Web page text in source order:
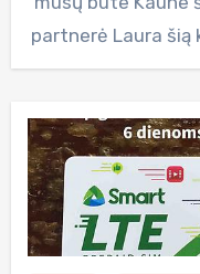
partnerė Laura šią